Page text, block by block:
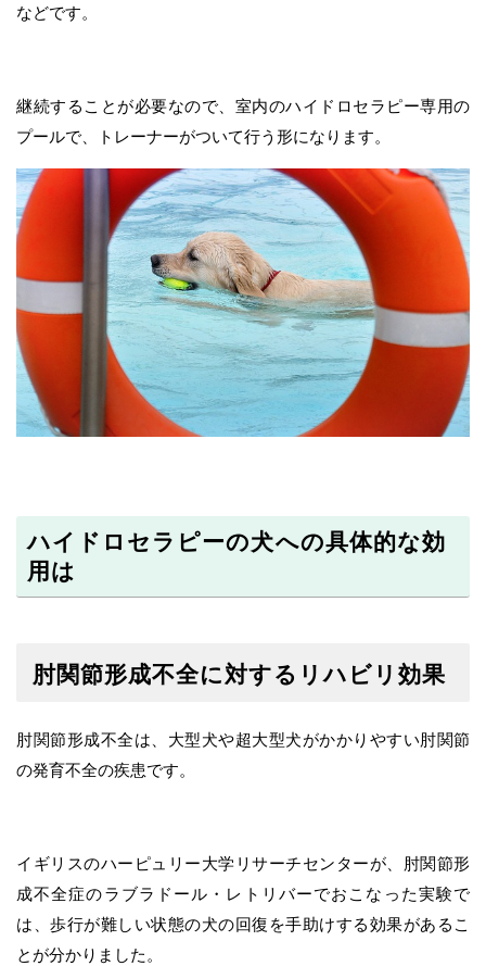
などです。
継続することが必要なので、室内のハイドロセラピー専用の
プールで、トレーナーがついて行う形になります。
ハイドロセラピーの犬への具体的な効
用は
肘関節形成不全に対するリハビリ効果
肘関節形成不全は、大型犬や超大型犬がかかりやすい肘関節
の発育不全の疾患です。
イギリスのハーピュリー大学リサーチセンターが、肘関節形
成不全症のラブラドール・レトリバーでおこなった実験で
は、歩行が難しい状態の犬の回復を手助けする効果があるこ
とが分かりました。